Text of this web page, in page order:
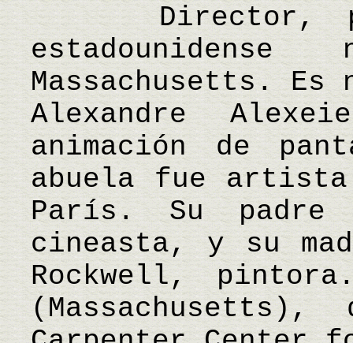
Director,
Massachusetts.
Alexandre
animación de
abuela fue
París. Su
cineasta, y su
Rockwell,